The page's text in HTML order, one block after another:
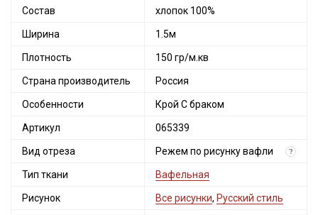
Состав хлопок 100%
Ширина 1.5м
Плотность 150 гр/м.кв
Страна производитель Россия
Особенности Крой С браком
Артикул 065339
Вид отреза Режем по рисунку вафли ?
Тип ткани Вафельная
Рисунок Все рисунки, Русский стиль